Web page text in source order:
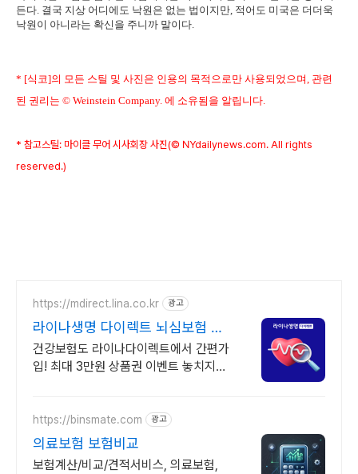
든다. 결국 지상 어디에도 낙원은 없는 법이지만, 적어도 미국은 더더욱
낙원이 아니라는 확신을 주니까 말이다.
* [식코]의 모든 스틸 및 사진은 인용의 목적으로만 사용되었으며, 관련
된 권리는 © Weinstein Company. 에 소유됨을 알립니다.
* 참고스틸: 마이클 무어 시사회장 사진(© NYdailynews.com. All rights
reserved.)
https://mdirect.lina.co.kr 광고
라이나생명 다이렉트 뇌심보험 야
간에도 간편하게 가입!
건강보험도 라이나다이렉트에서 간편가
입! 최대 3만원 상품권 이벤트 놓치지
https://binsmate.com 광고
의료보험 보험비교
보험계산/비교/견적서비스, 의료보험,